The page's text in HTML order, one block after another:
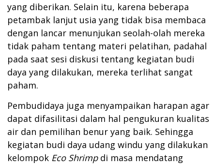
yang diberikan. Selain itu, karena beberapa
petambak lanjut usia yang tidak bisa membaca
dengan lancar menunjukan seolah-olah mereka
tidak paham tentang materi pelatihan, padahal
pada saat sesi diskusi tentang kegiatan budi
daya yang dilakukan, mereka terlihat sangat
paham.
Pembudidaya juga menyampaikan harapan agar
dapat difasilitasi dalam hal pengukuran kualitas
air dan pemilihan benur yang baik. Sehingga
kegiatan budi daya udang windu yang dilakukan
kelompok Eco Shrimp di masa mendatang